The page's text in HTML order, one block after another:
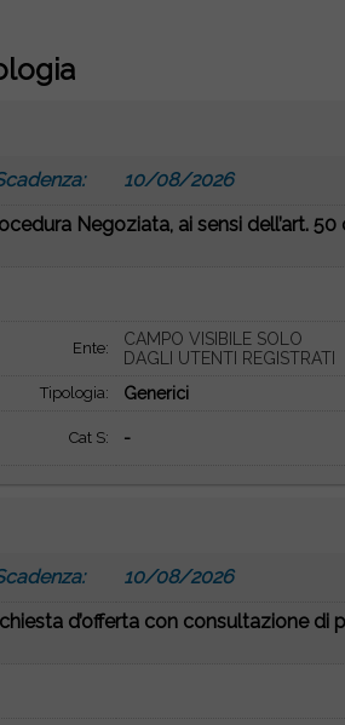
10/08/2026
Negoziata, ai sensi dell’art.
Ente:
CAMPO VISIBILE SOLO
DAGLI UTENTI REGISTRATI
Tipologia: Generici
Cat S: -
10/08/2026
d’offerta con consultazione di